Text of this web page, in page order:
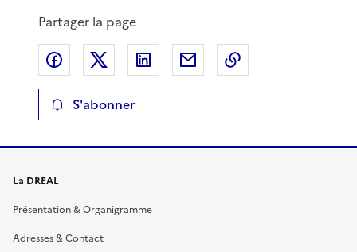
Partager la page
Partager sur Facebook
Partager sur XPartager sur LinkedIn
Partager par email
S'abonner
La DREAL
Présentation & Organigramme
Adresses & Contact